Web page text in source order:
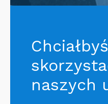
Chciałbyś
naszych